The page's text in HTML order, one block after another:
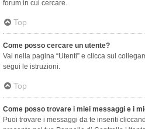
forum in cui cercare.
Top
Come posso cercare un utente?
Vai nella pagina “Utenti” e clicca sul
segui le istruzioni.
Top
Come posso trovare i miei messaggi e i
Puoi trovare i messaggi da te inseriti